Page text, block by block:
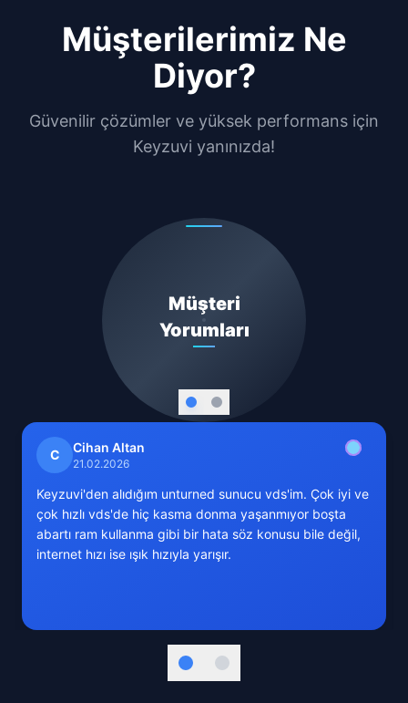
Müşterilerimiz Ne
Diyor?
Güvenilir çözümler ve yüksek performans için
Keyzuvi yanınızda!
Müşteri
Yorumları
C Cihan Altan
21.02.2026
Keyzuvi'den alıdığım unturned sunucu vds'im. Çok iyi ve
çok hızlı vds'de hiç kasma donma yaşanmıyor boşta
abartı ram kullanma gibi bir hata söz konusu bile değil,
internet hızı ise ışık hızıyla yarışır.